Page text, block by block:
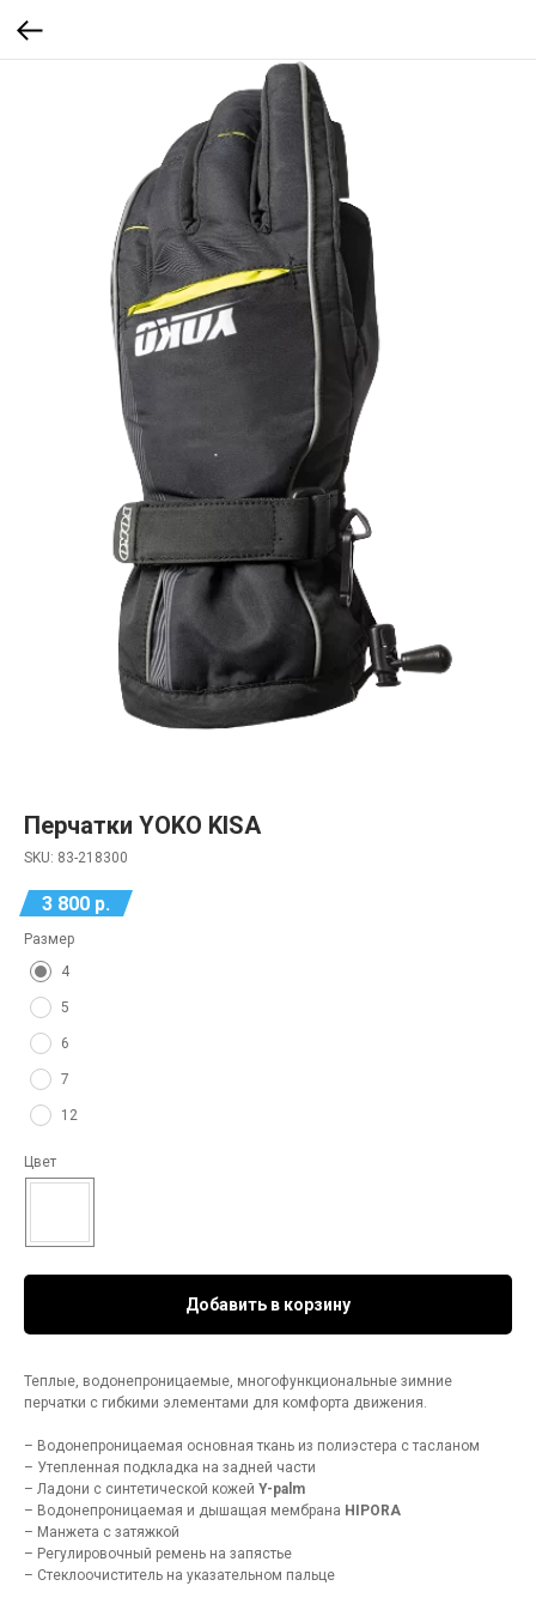
Перчатки YOKO KISA
SKU: 83-218300
3 800 р.
Размер
4
5
6
7
12
Цвет
Добавить в корзину
Теплые, водонепроницаемые, многофункциональные зимние
перчатки с гибкими элементами для комфорта движения.
– Водонепроницаемая основная ткань из полиэстера с тасланом
– Утепленная подкладка на задней части
– Ладони с синтетической кожей Y-palm
– Водонепроницаемая и дышащая мембрана HIPORA
– Манжета с затяжкой
– Регулировочный ремень на запястье
– Стеклоочиститель на указательном пальце